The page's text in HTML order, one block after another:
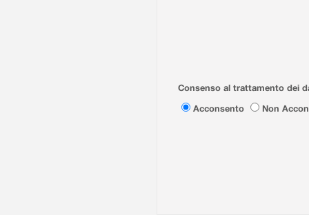
Consenso al trattamento dei
Acconsento
Non